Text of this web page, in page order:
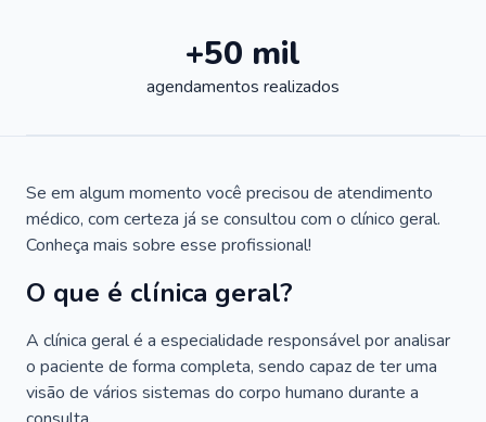
+50 mil
agendamentos realizados
Se em algum momento você precisou de atendimento
médico, com certeza já se consultou com o clínico geral.
Conheça mais sobre esse profissional!
O que é clínica geral?
A clínica geral é a especialidade responsável por analisar
o paciente de forma completa, sendo capaz de ter uma
visão de vários sistemas do corpo humano durante a